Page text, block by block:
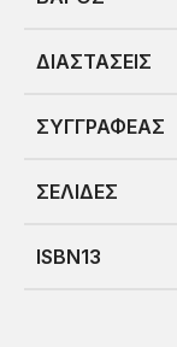
ΔΙΑΣΤΆΣΕΙΣ
ΣΥΓΓΡΑΦΈΑΣ
ΣΕΛΊΔΕΣ
ISBN13